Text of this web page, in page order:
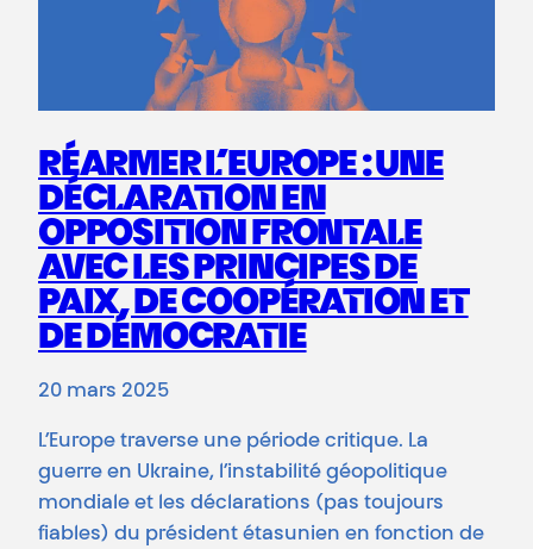
RÉARMER L’EUROPE : UNE
DÉCLARATION EN
OPPOSITION FRONTALE
AVEC LES PRINCIPES DE
PAIX, DE COOPÉRATION ET
DE DÉMOCRATIE
20 mars 2025
L’Europe traverse une période critique. La
guerre en Ukraine, l’instabilité géopolitique
mondiale et les déclarations (pas toujours
fiables) du président étasunien en fonction de